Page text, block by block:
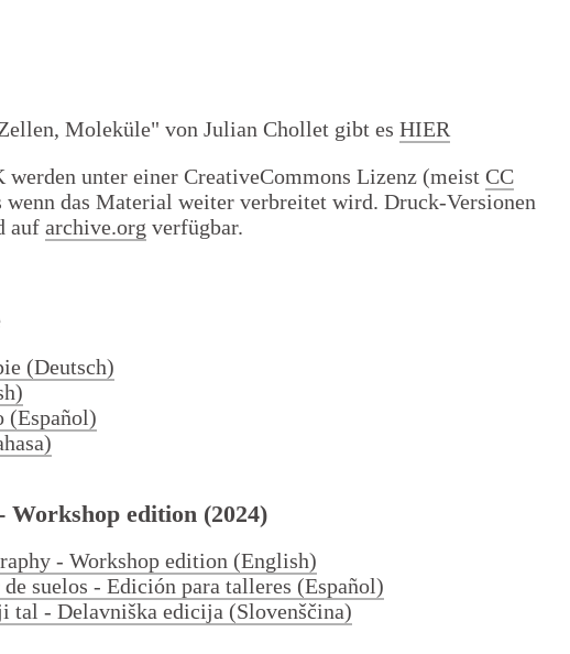
Moleküle" von Julian Chollet gibt es HIER
unter einer CreativeCommons Lizenz (meist CC
das Material weiter verbreitet wird. Druck-Versionen
auf archive.org verfügbar.
(Deutsch)
(Español)
edition (2024)
- Workshop edition (English)
suelos - Edición para talleres (Español)
- Delavniška edicija (Slovenščina)